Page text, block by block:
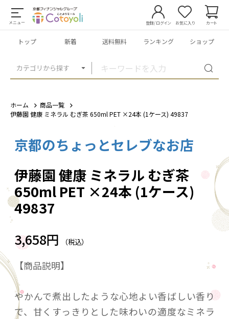
メニュー
カテゴリから探す
登録/ログイン お気に入り カート
トップ 新着 送料無料 ランキング ショップ
ホーム
商品一覧
伊藤園 健康 ミネラル むぎ茶 650ml PET ×24本 (1ケース) 49837
京都のちょっとセレブなお店
伊藤園 健康 ミネラル むぎ茶
650ml PET ×24本 (1ケース)
49837
3,658円 （税込）
【商品説明】
やかんで煮出したような心地よい香ばしい香り
で、甘くすっきりとした味わいの適度なミネラ